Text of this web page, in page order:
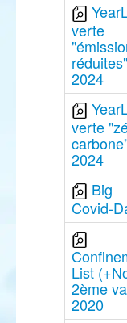
verte
réduites"
2024
verte
2024
Big
Covid-
List
2ème
2020